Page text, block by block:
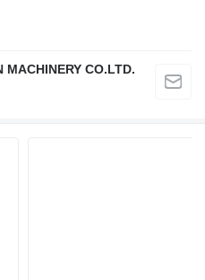
MACHINERY CO.LTD.